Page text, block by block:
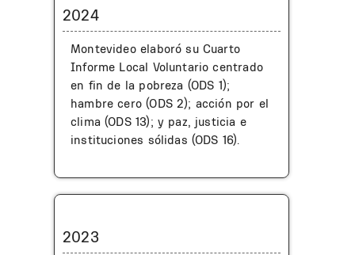
2024
Montevideo elaboró su Cuarto
Informe Local Voluntario centrado
en fin de la pobreza (ODS 1);
hambre cero (ODS 2); acción por el
clima (ODS 13); y paz, justicia e
instituciones sólidas (ODS 16).
2023